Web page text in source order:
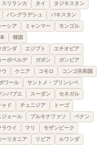
スリランカ タイ
タジキスタン
バングラデシュ
パキスタン
ーシア ミャンマー
モンゴル
韓国
ガンダ エジプト
エチオピア
ーボベルデ ガボン
ガンビア
ウ ケニア コモロ
コンゴ共和国
ワール
サントメ・プリンシペ
ンバブエ スーダン
セネガル
ャド チュニジア
トーゴ
ジェール ブルキナファソ
ベナン
ラウイ マリ
モザンビーク
ーリタニア リビア
ルワンダ